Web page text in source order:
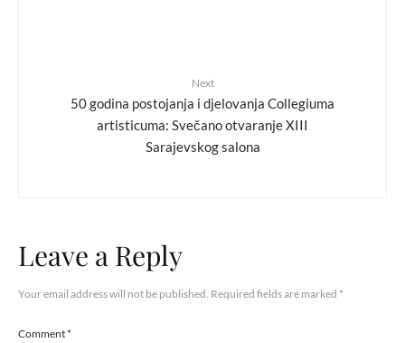
Next
50 godina postojanja i djelovanja Collegiuma
artisticuma: Svečano otvaranje XIII
Sarajevskog salona
Leave a Reply
Your email address will not be published. Required fields are marked *
Comment*